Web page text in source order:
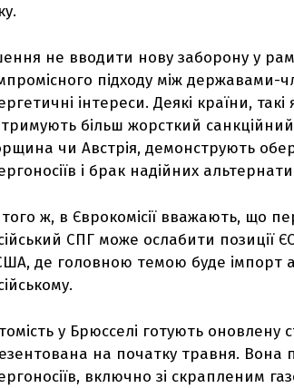
не вводити нову заборону у
підходу між державами-
інтереси. Деякі країни,
більш жорсткий
чи Австрія, демонструють
і брак надійних
ж, в Єврокомісії вважають, що
СПГ може ослабити позиції
де головною темою буде імпорт
у Брюсселі готують оновлену
на початку травня. Вона
включно зі скрапленим